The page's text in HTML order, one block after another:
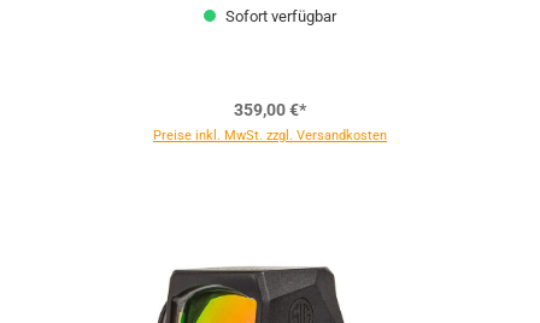
Sofort verfügbar
359,00 €*
Preise inkl. MwSt. zzgl. Versandkosten